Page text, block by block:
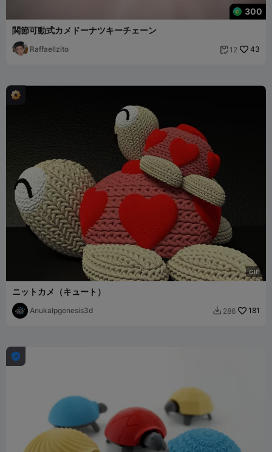
300
関節可動式カメドーナツキーチェーン
Raffaellzito  12 43
GIF
ニットカメ（キュート）
Anukalpgenesis3d  286 181
